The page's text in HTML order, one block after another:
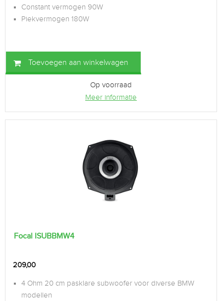
Constant vermogen 90W
Piekvermogen 180W
Toevoegen aan winkelwagen
Op voorraad
Meer informatie
Focal ISUBBMW4
209,00
4 Ohm 20 cm pasklare subwoofer voor diverse BMW
modellen